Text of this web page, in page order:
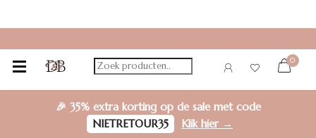
0
🎉 35% extra kortingop de sale met code
NIETRETOUR35
Klik hier →